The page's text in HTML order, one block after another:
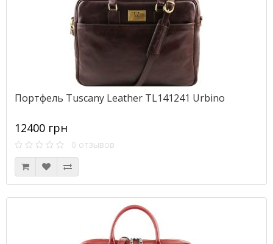
Портфель Tuscany Leather TL141241 Urbino
12400 грн
0 отзывов